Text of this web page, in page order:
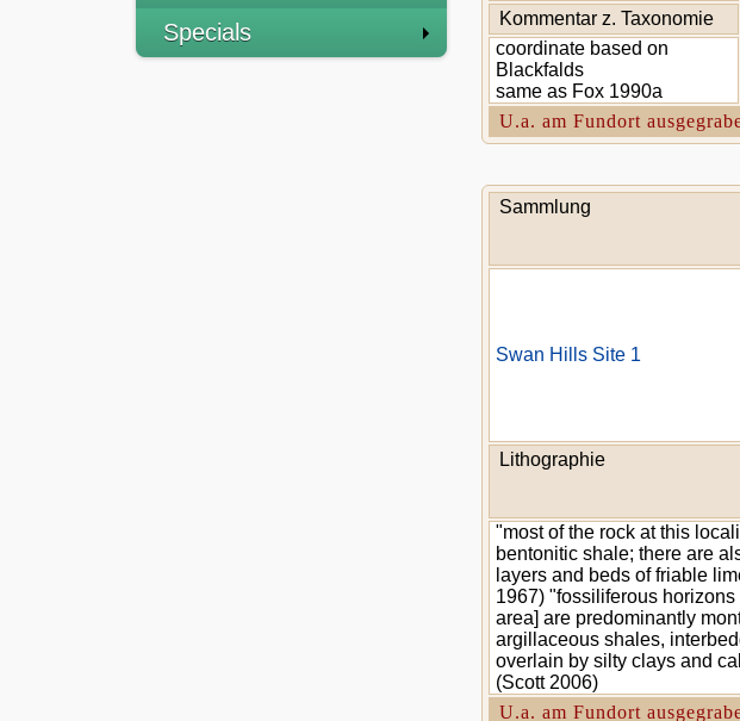
Specials
Kommentar z. Taxonomie
coordinate based on
Blackfalds
same as Fox 1990a
U.a. am Fundort
Sammlung
Swan Hills Site 1
Lithographie
"most of the rock at this
bentonitic shale; there are
layers and beds of friable
1967) "fossiliferous
area] are predominantly
argillaceous shales,
overlain by silty clays and
(Scott 2006)
U.a. am Fundort